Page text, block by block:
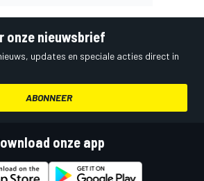
onze nieuwsbrief
updates en speciale acties direct in
ABONNEER
onze app